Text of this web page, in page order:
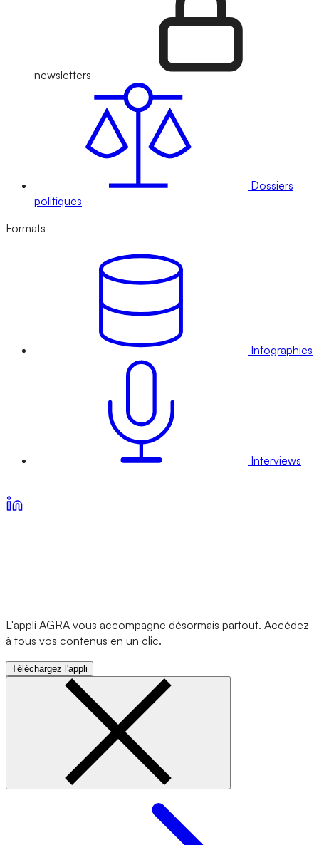
newsletters
Dossiers
politiques
Formats
Infographies
Interviews
L'appli AGRA vous accompagne désormais partout. Accédez
à tous vos contenus en un clic.
Téléchargez l'appli